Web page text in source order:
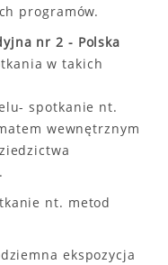
programów.
nr 2 - Polska
w takich
spotkanie nt.
wewnętrznym
nt. metod
ekspozycja